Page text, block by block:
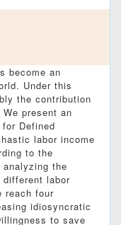
become an
Under this
the contribution
present an
Defined
labor income
to the
the
labor
reach four
idiosyncratic
to save